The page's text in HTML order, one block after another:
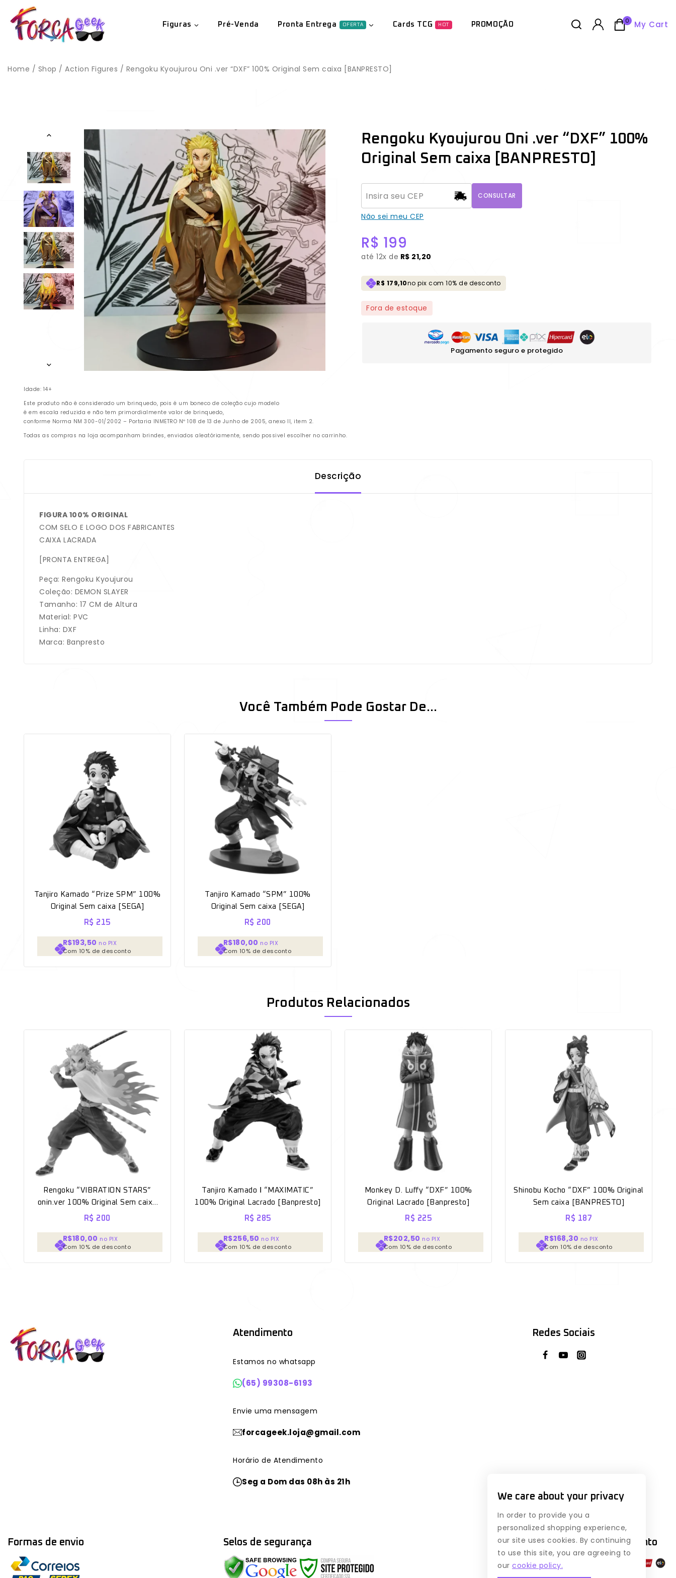
Figuras Pré-Venda Pronta Entrega OFERTA Cards TCG HOT PROMOÇÃO 0 My Cart
Home / Shop / Action Figures / Rengoku Kyoujurou Oni .ver “DXF” 100% Original Sem caixa [BANPRESTO]
Idade: 14+
Este produto não é considerado um brinquedo, pois é um boneco de coleção cujo modelo
é em escala reduzida e não tem primordialmente valor de brinquedo,
conforme Norma NM 300-01/2002 – Portaria INMETRO Nº 108 de 13 de Junho de 2005, anexo II, item 2.
Todas as compras na loja acompanham brindes, enviados aleatóriamente, sendo possivel escolher no carrinho.
Rengoku Kyoujurou Oni .ver “DXF” 100%
Original Sem caixa [BANPRESTO]
CONSULTAR
Não sei meu CEP
R$ 199
até 12x de R$ 21,20
R$ 179,10no pix com 10% de desconto
Fora de estoque
Pagamento seguro e protegido
Descrição
FIGURA 100% ORIGINAL
COM SELO E LOGO DOS FABRICANTES
CAIXA LACRADA
[PRONTA ENTREGA]
Peça: Rengoku Kyoujurou
Coleção: DEMON SLAYER
Tamanho: 17 CM de Altura
Material: PVC
Linha: DXF
Marca: Banpresto
Você Também Pode Gostar De…
Tanjiro Kamado “Prize SPM” 100%
Original Sem caixa [SEGA]
R$ 215
R$193,50 no PIX
Com 10% de desconto
Tanjiro Kamado “SPM” 100%
Original Sem caixa [SEGA]
R$ 200
R$180,00 no PIX
Com 10% de desconto
Produtos Relacionados
Rengoku “VIBRATION STARS”
onin.ver 100% Original Sem caixa
[BANPRESTO]
R$ 200
R$180,00 no PIX
Com 10% de desconto
Tanjiro Kamado Ⅰ “MAXIMATIC”
100% Original Lacrado [Banpresto]
R$ 285
R$256,50 no PIX
Com 10% de desconto
Monkey D. Luffy “DXF” 100%
Original Lacrado [Banpresto]
R$ 225
R$202,50 no PIX
Com 10% de desconto
Shinobu Kocho “DXF” 100% Original
Sem caixa [BANPRESTO]
R$ 187
R$168,30 no PIX
Com 10% de desconto
Atendimento
Estamos no whatsapp
(65) 99308-6193
Envie uma mensagem
forcageek.loja@gmail.com
Horário de Atendimento
Seg a Dom das 08h às 21h
Redes Sociais
Formas de envio Selos de segurança Formas depagamento
We care about your privacy
In order to provide you a
personalized shopping experience,
our site uses cookies. By continuing
to use this site, you are agreeing to
our cookie policy.